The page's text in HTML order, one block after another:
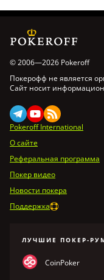
© 2006—2026 Pokeroff
Покерофф не является
Сайт носит
Pokeroff International
О сайте
Реферальная программа
Покер видео
Новости покера
Поддержка
ЛУЧШИЕ ПОКЕР-
CoinPoker